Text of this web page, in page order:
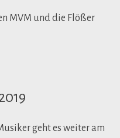
MVM und die Flößer
geht es weiter am